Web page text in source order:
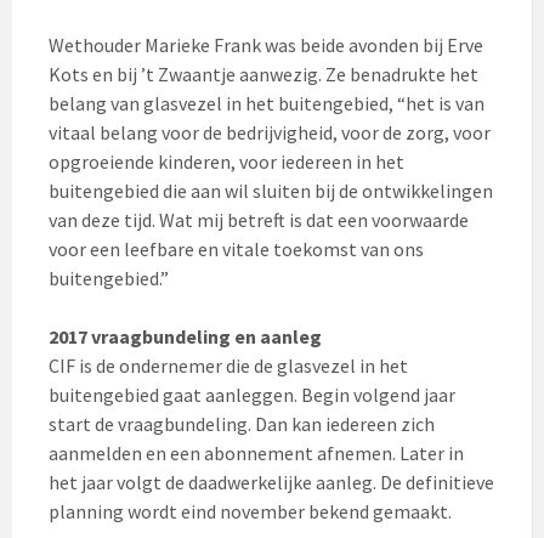
Wethouder Marieke Frank was beide avonden bij Erve
Kots en bij ’t Zwaantje aanwezig. Ze benadrukte het
belang van glasvezel in het buitengebied, “het is van
vitaal belang voor de bedrijvigheid, voor de zorg, voor
opgroeiende kinderen, voor iedereen in het
buitengebied die aan wil sluiten bij de ontwikkelingen
van deze tijd. Wat mij betreft is dat een voorwaarde
voor een leefbare en vitale toekomst van ons
buitengebied.”
2017 vraagbundeling en aanleg
CIF is de ondernemer die de glasvezel in het
buitengebied gaat aanleggen. Begin volgend jaar
start de vraagbundeling. Dan kan iedereen zich
aanmelden en een abonnement afnemen. Later in
het jaar volgt de daadwerkelijke aanleg. De definitieve
planning wordt eind november bekend gemaakt.